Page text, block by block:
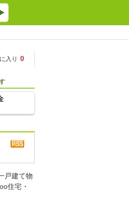
入り 0
戸建て物
住宅・